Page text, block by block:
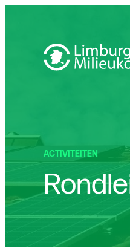
ACTIVITEITEN